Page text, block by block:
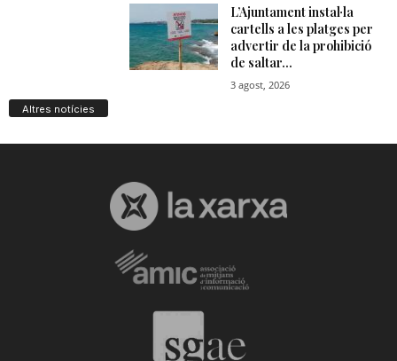
Altres notícies